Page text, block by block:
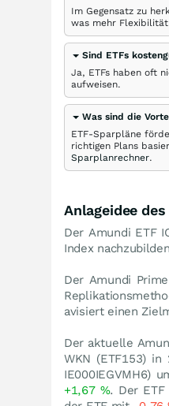
Im Gegensatz zu
was mehr
Sind ETFs
Ja, ETFs haben oft
aufweisen.
Was sind die
ETF-Sparpläne
richtigen Plans
Sparplanrechner.
Anlageidee
Der Amundi ETF
Index
Der Amundi
avisiert einen
Der aktuelle
WKN (ETF153)
IE000IEGVMH6)
+1,67 %. Der ETF